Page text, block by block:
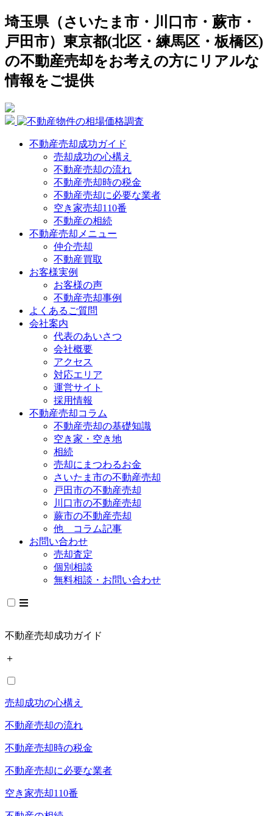
埼玉県（さいたま市・川口市・蕨市・
戸田市）東京都(北区・練馬区・板橋区)
の不動産売却をお考えの方にリアルな
情報をご提供
不動産売却成功ガイド
売却成功の心構え
不動産売却の流れ
不動産売却時の税金
不動産売却に必要な業者
空き家売却110番
不動産の相続
不動産売却メニュー
仲介売却
不動産買取
お客様実例
お客様の声
不動産売却事例
よくあるご質問
会社案内
代表のあいさつ
会社概要
アクセス
対応エリア
運営サイト
採用情報
不動産売却コラム
不動産売却の基礎知識
空き家・空き地
相続
売却にまつわるお金
さいたま市の不動産売却
戸田市の不動産売却
川口市の不動産売却
蕨市の不動産売却
他 コラム記事
お問い合わせ
売却査定
個別相談
無料相談・お問い合わせ
不動産売却成功ガイド
＋
売却成功の心構え
不動産売却の流れ
不動産売却時の税金
不動産売却に必要な業者
空き家売却110番